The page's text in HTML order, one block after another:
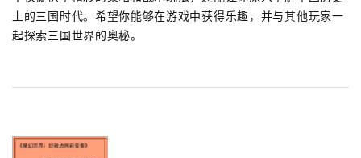
上的三国时代。希望你能够在游戏中获得乐趣，并与其他玩家一
起探索三国世界的奥秘。